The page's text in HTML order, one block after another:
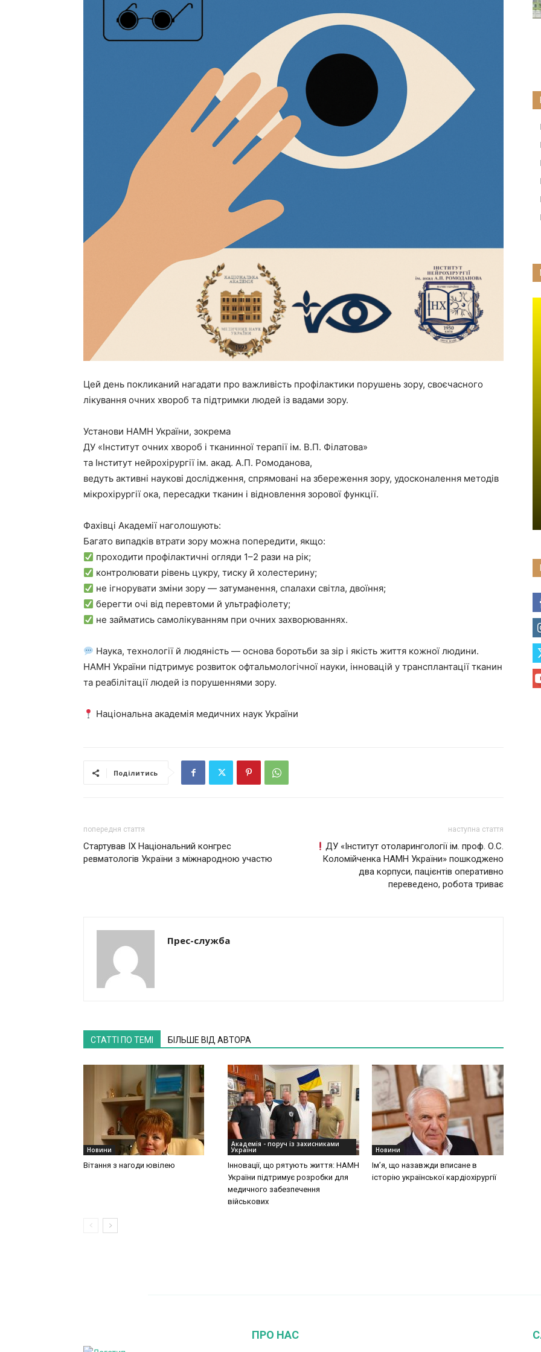
Цей день покликаний нагадати про важливість профілактики порушень зору, своєчасного
лікування очних хвороб та підтримки людей із вадами зору.
Установи НАМН України, зокрема
ДУ «Інститут очних хвороб і тканинної терапії ім. В.П. Філатова»
та Інститут нейрохірургії ім. акад. А.П. Ромоданова,
ведуть активні наукові дослідження, спрямовані на збереження зору, удосконалення методів
мікрохірургії ока, пересадки тканин і відновлення зорової функції.
Фахівці Академії наголошують:
Багато випадків втрати зору можна попередити, якщо:
проходити профілактичні огляди 1–2 рази на рік;
контролювати рівень цукру, тиску й холестерину;
не ігнорувати зміни зору — затуманення, спалахи світла, двоїння;
берегти очі від перевтоми й ультрафіолету;
не займатись самолікуванням при очних захворюваннях.
Наука, технології й людяність — основа боротьби за зір і якість життя кожної людини.
НАМН України підтримує розвиток офтальмологічної науки, інновацій у трансплантації тканин
та реабілітації людей із порушеннями зору.
Національна академія медичних наук України
Поділитись
попередня стаття
Стартував IX Національний конгрес
ревматологів України з міжнародною участю
наступна стаття
ДУ «Інститут отоларингології ім. проф. О.С.
Коломійченка НАМН України» пошкоджено
два корпуси, пацієнтів оперативно
переведено, робота триває
Прес-служба
СТАТТІ ПО ТЕМІ БІЛЬШЕ ВІД АВТОРА
Новини
Вітання з нагоди ювілею
Академія - поруч із захисниками
України
Інновації, що рятують життя: НАМН
України підтримує розробки для
медичного забезпечення
військових
Новини
Ім’я, що назавжди вписане в
історію української кардіохірургії
ПРО НАС